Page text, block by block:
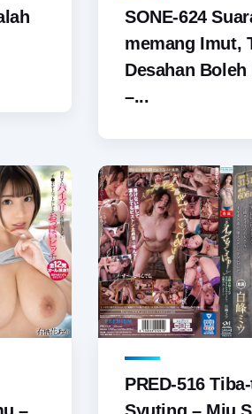
SONE-624
memang Imut,
Desahan Boleh
–...
PRED-516